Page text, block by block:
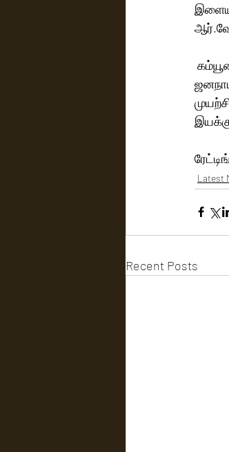
Latest
Recent Posts